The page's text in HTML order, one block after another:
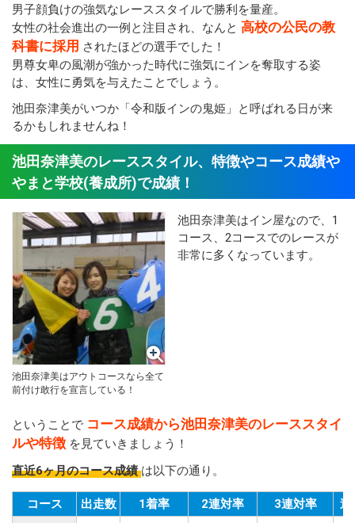
男子顔負けの強気なレーススタイルで勝利を量産。
女性の社会進出の一例と注目され、なんと 高校の公民の教
科書に採用 されたほどの選手でした！
男尊女卑の風潮が強かった時代に強気にインを奪取する姿
は、女性に勇気を与えたことでしょう。
池田奈津美がいつか「令和版インの鬼姫」と呼ばれる日が来
るかもしれませんね！
池田奈津美のレーススタイル、特徴やコース成績や
やまと学校(養成所)で成績！
池田奈津美はアウトコースなら全て
前付け敢行を宣言している！
池田奈津美はイン屋なので、1
コース、2コースでのレースが
非常に多くなっています。
ということで コース成績から池田奈津美のレーススタイ
ルや特徴 を見ていきましょう！
直近6ヶ月のコース成績は以下の通り。
コース 出走数 1着率 2連対率 3連対率
逃